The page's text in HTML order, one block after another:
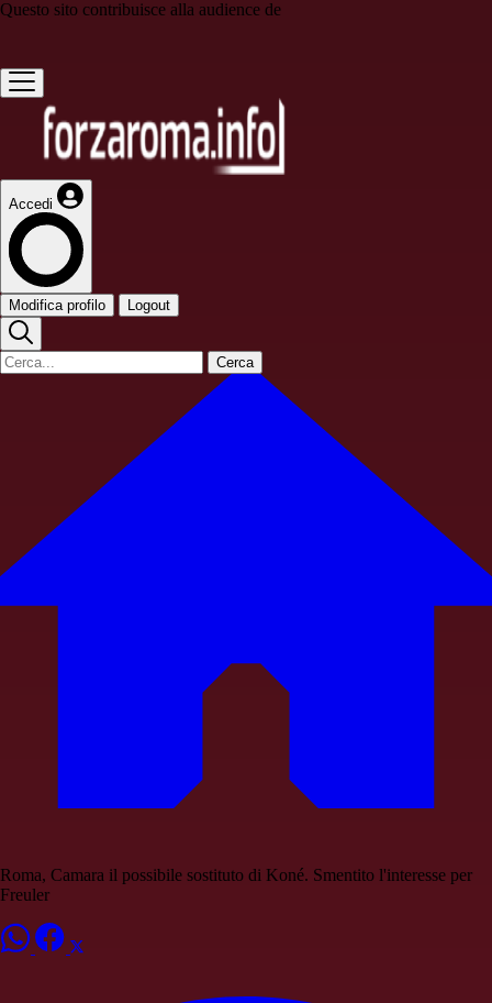
Questo sito contribuisce alla audience de
Accedi
Modifica profilo Logout
Cerca
Roma, Camara il possibile sostituto di Koné. Smentito l'interesse per
Freuler